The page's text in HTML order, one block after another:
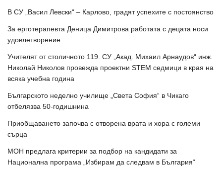
В СУ „Васил Левски“ – Карлово, градят успехите с постоянство
За ерготерапевта Деница Димитрова работата с децата носи
удовлетворение
Учителят от столичното 119. СУ „Акад. Михаил Арнаудов“ инж.
Николай Николов провежда проектни STEM седмици в края на
всяка учебна година
Българското неделно училище „Света София“ в Чикаго
отбелязва 50-годишнина
Приобщаването започва с отворена врата и хора с големи
сърца
МОН предлага критерии за подбор на кандидати за
Национална програма „Избирам да следвам в България“